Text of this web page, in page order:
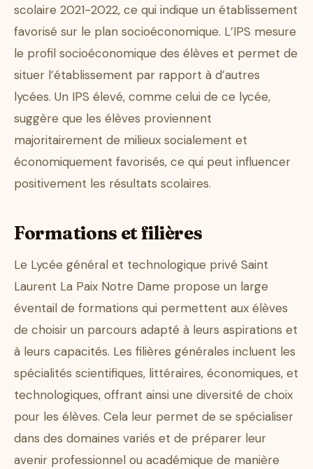
scolaire 2021-2022, ce qui indique un établissement
favorisé sur le plan socioéconomique. L’IPS mesure
le profil socioéconomique des élèves et permet de
situer l’établissement par rapport à d’autres
lycées. Un IPS élevé, comme celui de ce lycée,
suggère que les élèves proviennent
majoritairement de milieux socialement et
économiquement favorisés, ce qui peut influencer
positivement les résultats scolaires.
Formations et filières
Le Lycée général et technologique privé Saint
Laurent La Paix Notre Dame propose un large
éventail de formations qui permettent aux élèves
de choisir un parcours adapté à leurs aspirations et
à leurs capacités. Les filières générales incluent les
spécialités scientifiques, littéraires, économiques, et
technologiques, offrant ainsi une diversité de choix
pour les élèves. Cela leur permet de se spécialiser
dans des domaines variés et de préparer leur
avenir professionnel ou académique de manière